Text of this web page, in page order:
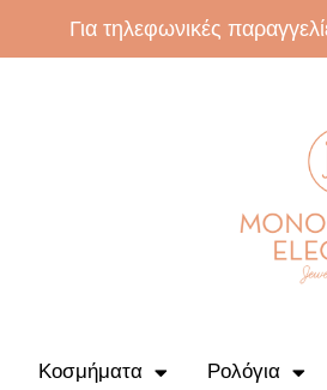
Για τηλεφωνικές
Κοσμήματα Ρολόγια